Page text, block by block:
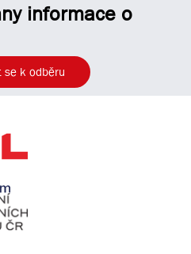
informace o
se k odběru